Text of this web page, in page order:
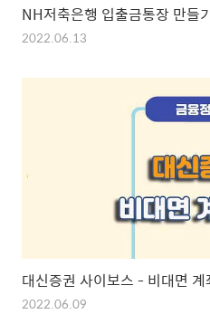
NH저축은행 입출금통장 만들
2022.06.13
대신증권 사이보스 - 비대면 계
2022.06.09